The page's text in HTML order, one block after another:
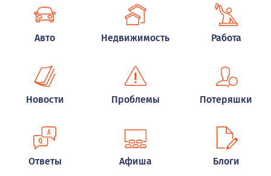
Авто Недвижимость Работа
Новости Проблемы Потеряшки
Ответы Афиша Блоги